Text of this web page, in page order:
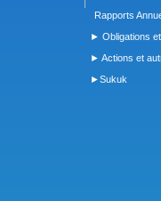
Rapports
► Obligations
► Actions et
►Sukuk